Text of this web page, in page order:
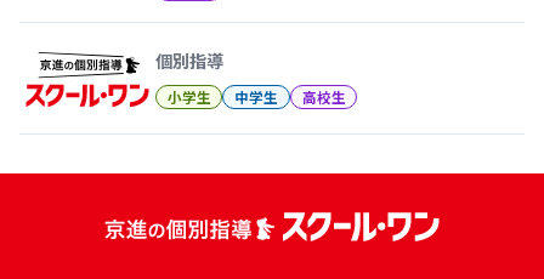
個別指導
小学生 中学生 高校生